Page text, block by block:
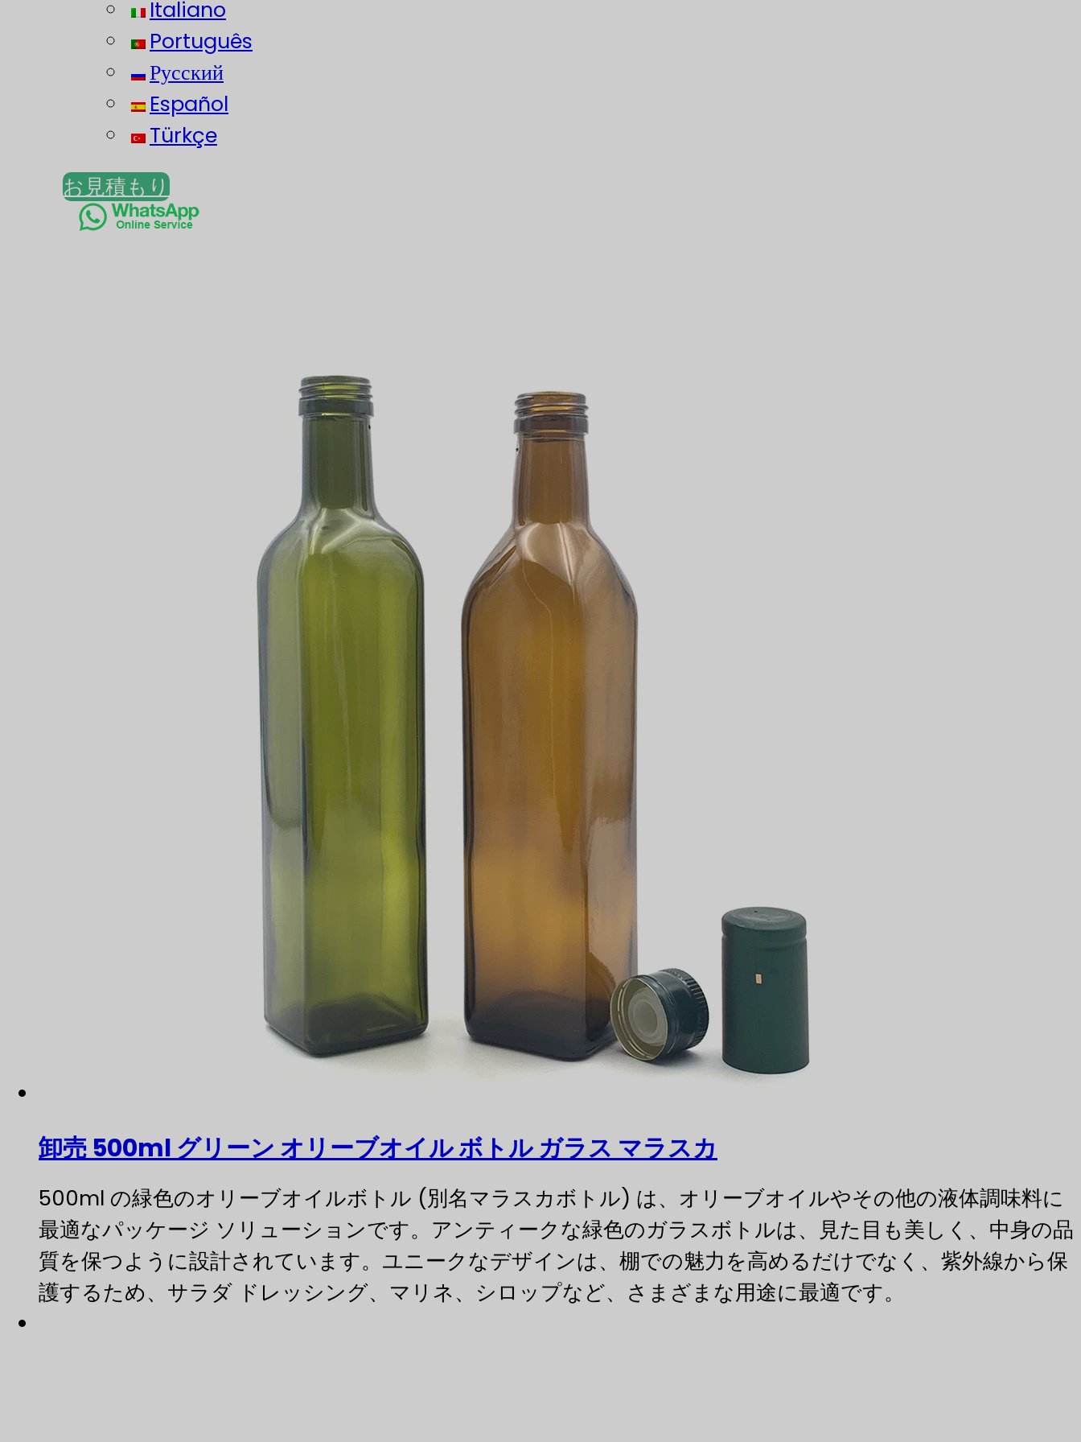
Italiano
Português
Русский
Español
Türkçe
お見積もり
卸売 500ml グリーン オリーブオイル ボトル ガラス マラスカ
500ml の緑色のオリーブオイルボトル (別名マラスカボトル) は、オリーブオイルやその他の液体調味料に
最適なパッケージ ソリューションです。アンティークな緑色のガラスボトルは、見た目も美しく、中身の品
質を保つように設計されています。ユニークなデザインは、棚での魅力を高めるだけでなく、紫外線から保
護するため、サラダ ドレッシング、マリネ、シロップなど、さまざまな用途に最適です。